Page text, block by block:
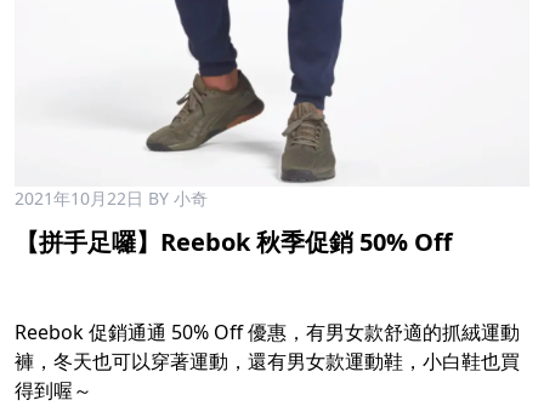
2021年10月22日 BY 小奇
【拼手足囉】Reebok 秋季促銷 50% Off
Reebok 促銷通通 50% Off 優惠，有男女款舒適的抓絨運動
褲，冬天也可以穿著運動，還有男女款運動鞋，小白鞋也買
得到喔～